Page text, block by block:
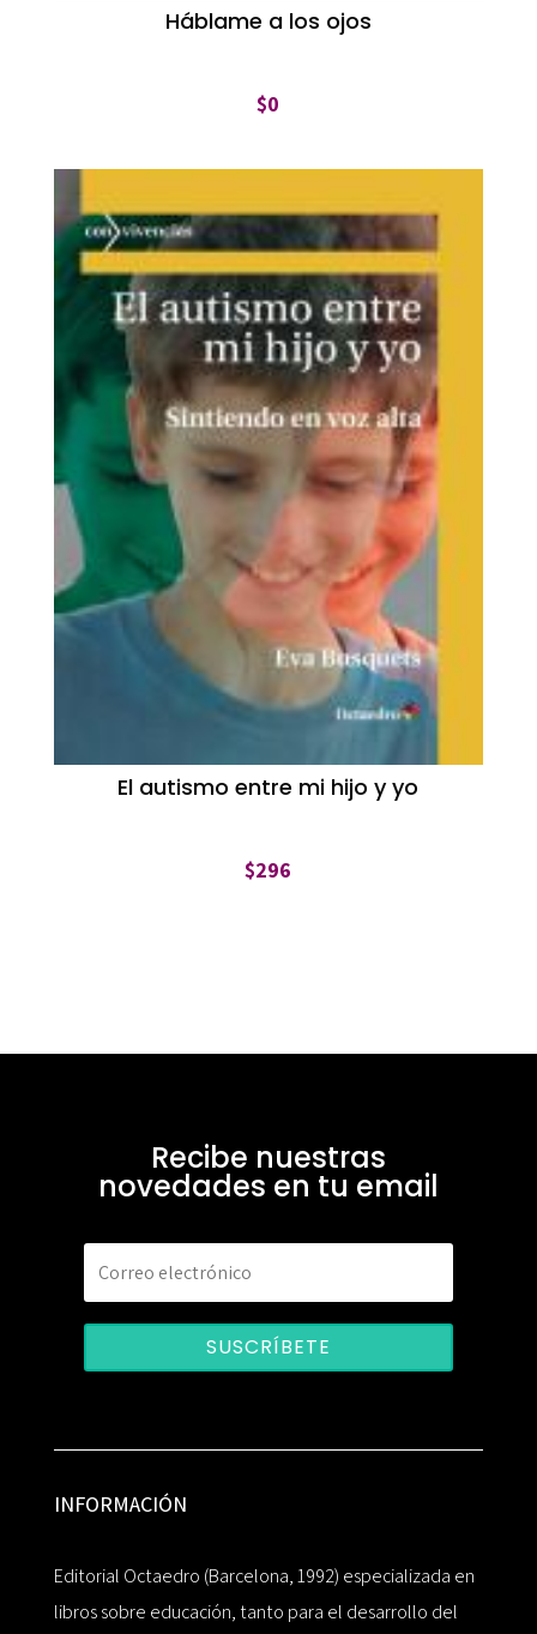
Háblame a los ojos
$0
El autismo entre mi hijo y yo
$296
Recibe nuestras
novedades en tu email
SUSCRÍBETE
INFORMACIÓN
Editorial Octaedro (Barcelona, 1992) especializada en
libros sobre educación, tanto para el desarrollo del